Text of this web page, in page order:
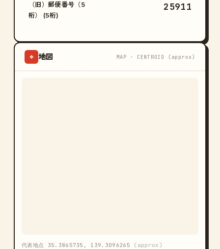
（旧）郵便番号（5
桁） (5桁)
25911
⌖ 地図 MAP · CENTROID (approx)
代表地点 35.3865735, 139.3096265 (approx)